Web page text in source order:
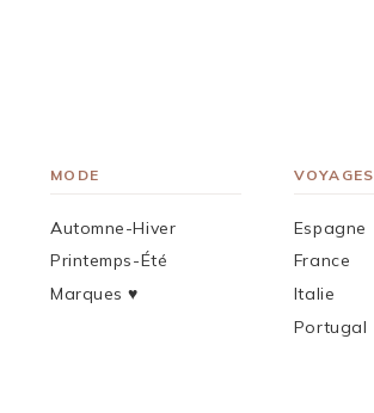
MODE
Automne-Hiver
Printemps-Été
Marques ♥︎
VOYAGES
Espagne
France
Italie
Portugal